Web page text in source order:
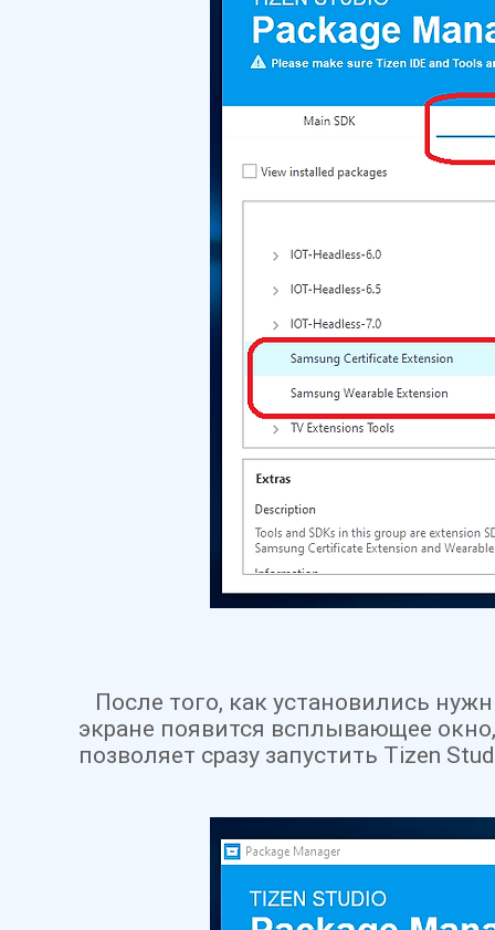
После того, как установились
экране появится всплывающее
позволяет сразу запустить Tizen